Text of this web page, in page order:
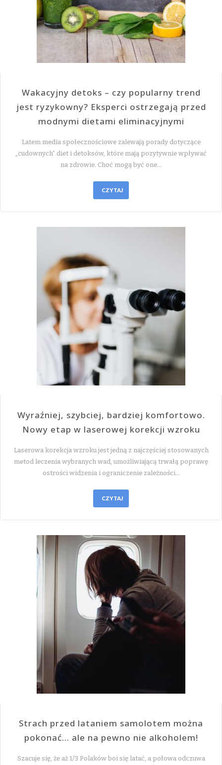
Wakacyjny detoks – czy popularny trend
jest ryzykowny? Eksperci ostrzegają przed
modnymi dietami eliminacyjnymi
Latem media społecznościowe zalewają porady dotyczące
„cudownych” diet i detoksów, które mają pozytywnie wpływać
na zdrowie. Choć mogą być one…
CZYTAJ
Wyraźniej, szybciej, bardziej komfortowo.
Nowy etap w laserowej korekcji wzroku
Laserowa korekcja wzroku jest jedną z najczęściej stosowanych
metod leczenia wybranych wad, umożliwiającą trwałą poprawę
ostrości widzenia i ograniczenie zależności…
CZYTAJ
Strach przed lataniem samolotem można
pokonać… ale na pewno nie alkoholem!
Szacuje się, że aż 1/3 Polaków boi się latać, a połowa odczuwa